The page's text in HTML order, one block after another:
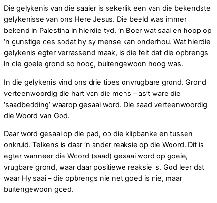
Die gelykenis van die saaier is sekerlik een van die bekendste
gelykenisse van ons Here Jesus. Die beeld was immer
bekend in Palestina in hierdie tyd. ‘n Boer wat saai en hoop op
‘n gunstige oes sodat hy sy mense kan onderhou. Wat hierdie
gelykenis egter verrassend maak, is die feit dat die opbrengs
in die goeie grond so hoog, buitengewoon hoog was.
In die gelykenis vind ons drie tipes onvrugbare grond. Grond
verteenwoordig die hart van die mens – as’t ware die
‘saadbedding’ waarop gesaai word. Die saad verteenwoordig
die Woord van God.
Daar word gesaai op die pad, op die klipbanke en tussen
onkruid. Telkens is daar ‘n ander reaksie op die Woord. Dit is
egter wanneer die Woord (saad) gesaai word op goeie,
vrugbare grond, waar daar positiewe reaksie is. God leer dat
waar Hy saai – die opbrengs nie net goed is nie, maar
buitengewoon goed.